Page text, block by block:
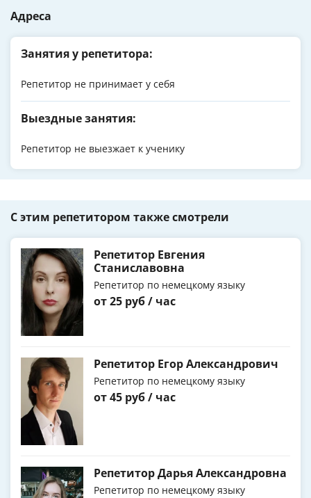
Адреса
Занятия у репетитора:
Репетитор не принимает у себя
Выездные занятия:
Репетитор не выезжает к ученику
С этим репетитором также смотрели
Репетитор Евгения
Станиславовна
Репетитор по немецкому языку
от 25 руб / час
Репетитор Егор Александрович
Репетитор по немецкому языку
от 45 руб / час
Репетитор Дарья Александровна
Репетитор по немецкому языку